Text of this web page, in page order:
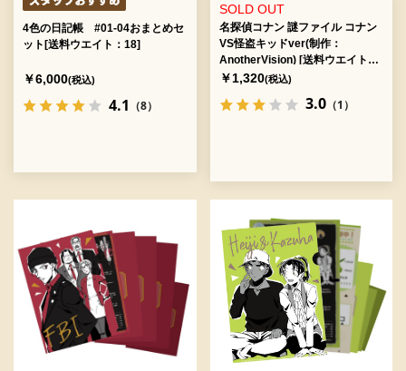
4色の日記帳 #01-04おまとめセ
ット[送料ウエイト：18]
￥6,000(税込)
4.1 （8）
SOLD OUT
名探偵コナン 謎ファイル コナン
VS怪盗キッドver(制作：
AnotherVision) [送料ウエイト：
3]
￥1,320(税込)
3.0（1）